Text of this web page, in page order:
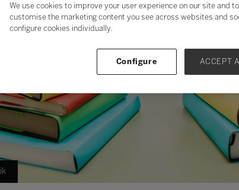
We use cookies to improve your user experience on our site and
customise the marketing content you see across websites and
configure cookies individually.
Configure ACCEPT